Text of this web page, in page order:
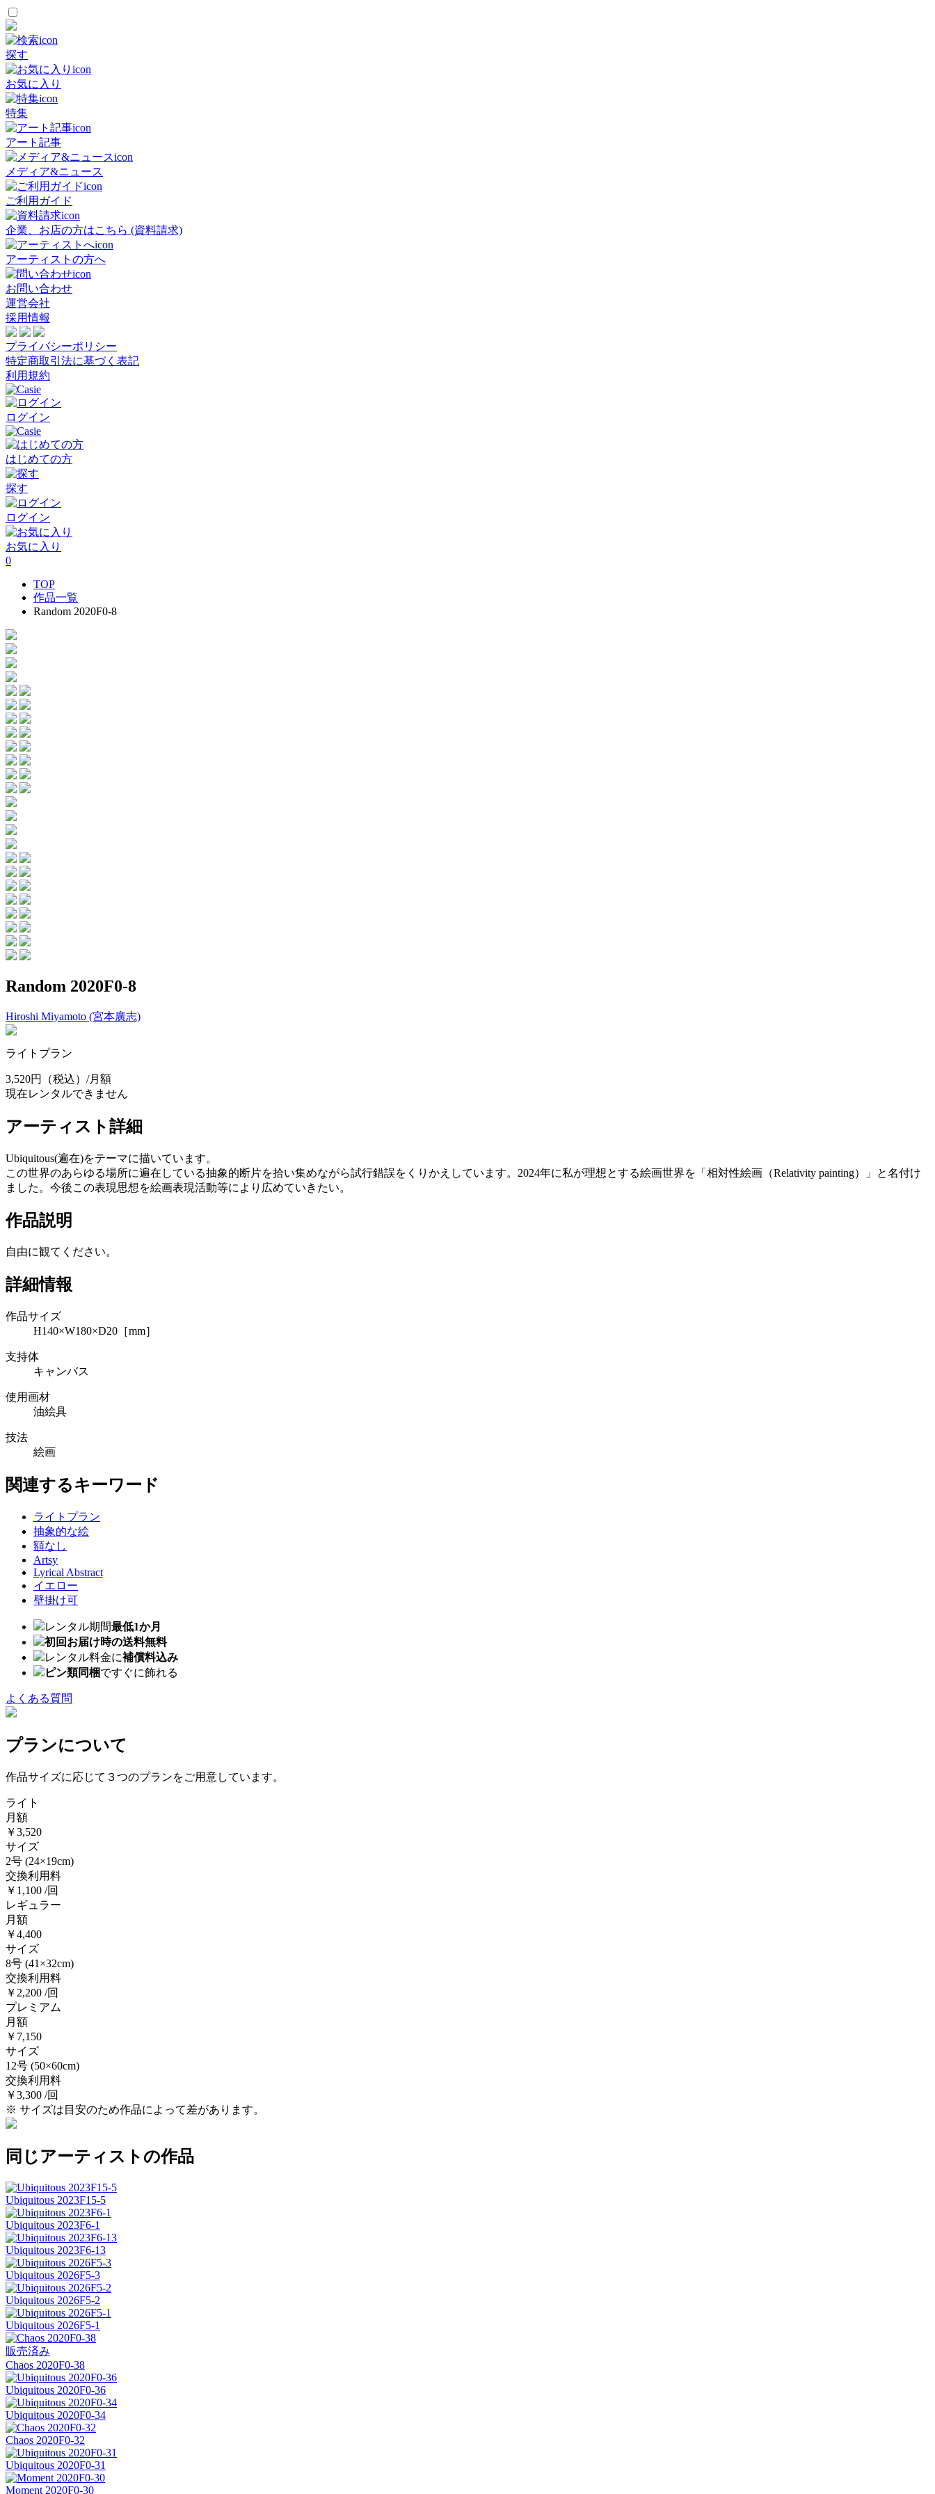
探す
お気に入り
特集
アート記事
メディア&ニュース
ご利用ガイド
企業、お店の方はこちら (資料請求)
アーティストの方へ
お問い合わせ
運営会社
採用情報
プライバシーポリシー
特定商取引法に基づく表記
利用規約
ログイン
はじめての方
探す
ログイン
お気に入り
0
TOP
作品一覧
Random 2020F0-8
Random 2020F0-8
Hiroshi Miyamoto (宮本廣志)
ライトプラン
3,520円
（税込）/月額
現在レンタルできません
アーティスト詳細
Ubiquitous(遍在)をテーマに描いています。
この世界のあらゆる場所に遍在している抽象的断片を拾い集めながら試行錯誤をくりかえしています。2024年に私が理想とする絵画世界を「相対性絵画（Relativity painting）」と名付け
ました。今後この表現思想を絵画表現活動等により広めていきたい。
作品説明
自由に観てください。
詳細情報
作品サイズ
H140×W180×D20［mm］
支持体
キャンバス
使用画材
油絵具
技法
絵画
関連するキーワード
ライトプラン
抽象的な絵
額なし
Artsy
Lyrical Abstract
イエロー
壁掛け可
レンタル期間最低1か月
初回お届け時の送料無料
レンタル料金に補償料込み
ピン類同梱ですぐに飾れる
よくある質問
プランについて
作品サイズに応じて３つのプランをご用意しています。
ライト
月額
￥3,520
サイズ
2号 (24×19cm)
交換利用料
￥1,100 /回
レギュラー
月額
￥4,400
サイズ
8号 (41×32cm)
交換利用料
￥2,200 /回
プレミアム
月額
￥7,150
サイズ
12号 (50×60cm)
交換利用料
￥3,300 /回
※ サイズは目安のため作品によって差があります。
同じアーティストの作品
Ubiquitous 2023F15-5
Ubiquitous 2023F6-1
Ubiquitous 2023F6-13
Ubiquitous 2026F5-3
Ubiquitous 2026F5-2
Ubiquitous 2026F5-1
販売済み
Chaos 2020F0-38
Ubiquitous 2020F0-36
Ubiquitous 2020F0-34
Chaos 2020F0-32
Ubiquitous 2020F0-31
Moment 2020F0-30